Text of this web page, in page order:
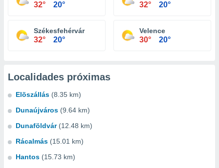
32° 20° 32° 20°
Székesfehérvár
32° 20°
Velence
30° 20°
Localidades próximas
Elõszállás (8.35 km)
Dunaújváros (9.64 km)
Dunaföldvár (12.48 km)
Rácalmás (15.01 km)
Hantos (15.73 km)